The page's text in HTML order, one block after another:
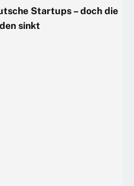
Startups – doch die
sinkt